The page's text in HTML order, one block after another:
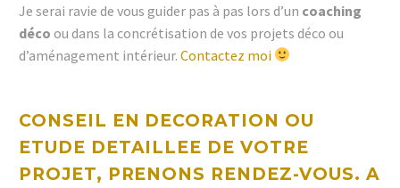
Je serai ravie de vous guider pas à pas lors d’un coaching
déco ou dans la concrétisation de vos projets déco ou
d’aménagement intérieur. Contactez moi
CONSEIL EN DECORATION OU
ETUDE DETAILLEE DE VOTRE
PROJET, PRENONS RENDEZ-VOUS. A